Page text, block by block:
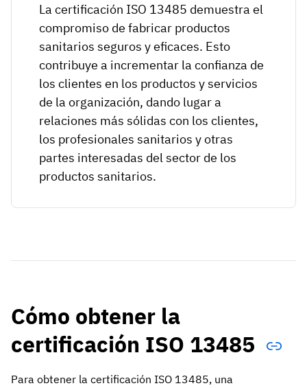
La certificación ISO 13485 demuestra el
compromiso de fabricar productos
sanitarios seguros y eficaces. Esto
contribuye a incrementar la confianza de
los clientes en los productos y servicios
de la organización, dando lugar a
relaciones más sólidas con los clientes,
los profesionales sanitarios y otras
partes interesadas del sector de los
productos sanitarios.
Cómo obtener la
certificación ISO 13485
Para obtener la certificación ISO 13485, una